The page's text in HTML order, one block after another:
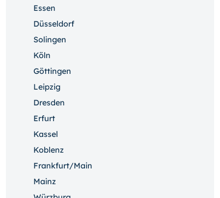
Essen
Düsseldorf
Solingen
Köln
Göttingen
Leipzig
Dresden
Erfurt
Kassel
Koblenz
Frankfurt/Main
Mainz